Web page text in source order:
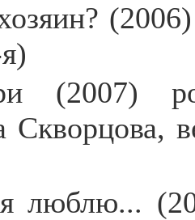
(2007)
Скворцова,
люблю...